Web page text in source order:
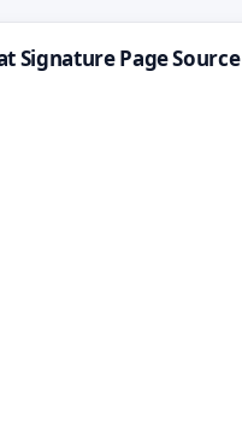
Signature Page Source